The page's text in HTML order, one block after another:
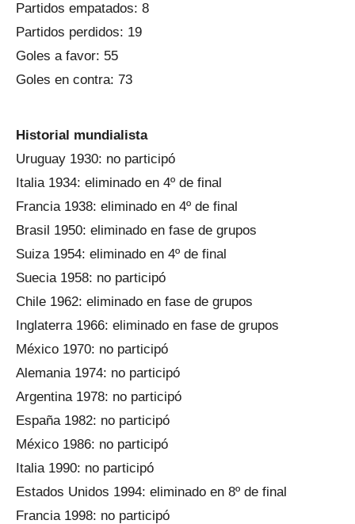
Partidos empatados: 8
Partidos perdidos: 19
Goles a favor: 55
Goles en contra: 73
Historial mundialista
Uruguay 1930: no participó
Italia 1934: eliminado en 4º de final
Francia 1938: eliminado en 4º de final
Brasil 1950: eliminado en fase de grupos
Suiza 1954: eliminado en 4º de final
Suecia 1958: no participó
Chile 1962: eliminado en fase de grupos
Inglaterra 1966: eliminado en fase de grupos
México 1970: no participó
Alemania 1974: no participó
Argentina 1978: no participó
España 1982: no participó
México 1986: no participó
Italia 1990: no participó
Estados Unidos 1994: eliminado en 8º de final
Francia 1998: no participó